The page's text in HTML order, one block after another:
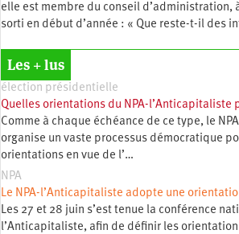
elle est membre du conseil d’administration,
sorti en début d’année : « Que reste-t-il des
Les + lus
élection présidentielle
Quelles orientations du NPA-l’Anticapitaliste
Comme à chaque échéance de ce type, le
organise un vaste processus démocratique
orientations en vue de l’…
NPA
Le NPA-l’Anticapitaliste adopte une
Les 27 et 28 juin s’est tenue la conférence
l’Anticapitaliste, afin de définir les